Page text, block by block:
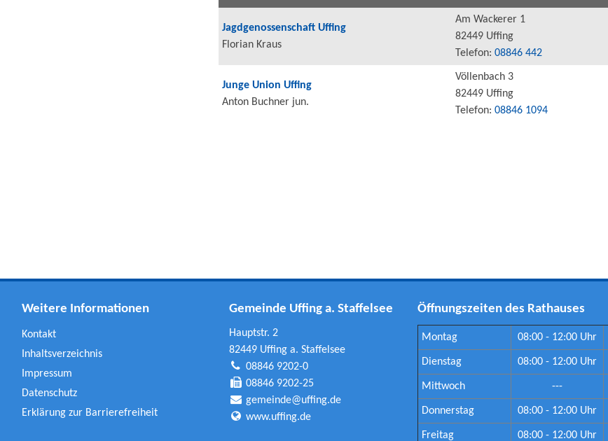
Jagdgenossenschaft Uffing
Florian Kraus
Am Wackerer 1
82449 Uffing
Telefon: 08846 442
Junge Union Uffing
Anton Buchner jun.
Völlenbach 3
82449 Uffing
Telefon: 08846 1094
Weitere Informationen
Kontakt
Inhaltsverzeichnis
Impressum
Datenschutz
Erklärung zur Barrierefreiheit
Gemeinde Uffing a. Staffelsee
Hauptstr. 2
82449 Uffing a. Staffelsee
08846 9202-0
08846 9202-25
gemeinde@uffing.de
www.uffing.de
Öffnungszeiten des Rathauses
Montag 08:00 - 12:00 Uhr
Dienstag 08:00 - 12:00 Uhr
Mittwoch ---
Donnerstag 08:00 - 12:00 Uhr
Freitag 08:00 - 12:00 Uhr